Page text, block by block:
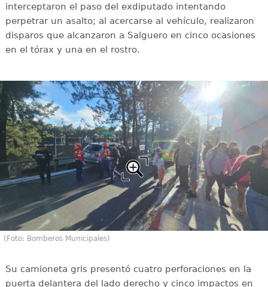
interceptaron el paso del exdiputado intentando
perpetrar un asalto; al acercarse al vehículo, realizaron
disparos que alcanzaron a Salguero en cinco ocasiones
en el tórax y una en el rostro.
(Foto: Bomberos Municipales)
Su camioneta gris presentó cuatro perforaciones en la
puerta delantera del lado derecho y cinco impactos en